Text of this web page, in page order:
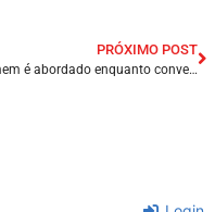
PRÓXIMO POST
Homem é abordado enquanto conversava com vizinhos e morto a tiros no interior do RN.